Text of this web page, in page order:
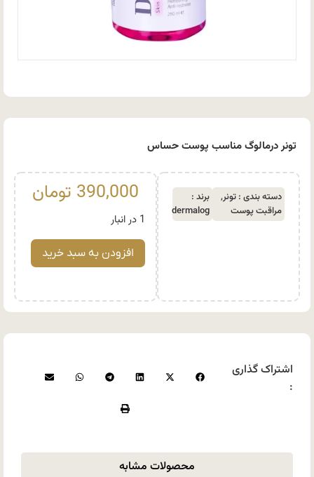
تونر درمالوگ مناسب پوست حساس
دسته بندی : تونر,
مراقبت پوست
برند :
dermalog
390,000 تومان
1 در انبار
افزودن به سبد خرید
اشتراک گذاری
:
محصولات مشابه